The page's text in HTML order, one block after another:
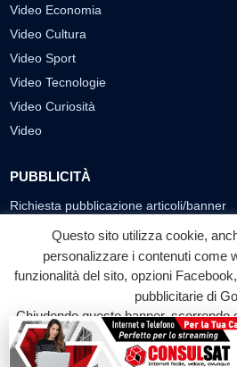
Video Economia
Video Cultura
Video Sport
Video Tecnologie
Video Curiosità
Video
PUBBLICITÀ
Richiesta pubblicazione articoli/banner
SEGUICI SUI SOCIAL
f
Facebook
◎
© 2026 LABTV - Tutti i
Questo sito utilizza cookie,
personalizzare i contenuti come
funzionalità del sito, opzioni
pubblicitarie di
Chiudendo questo banner, scorrendo
su qualunque suo elemento
Accetta